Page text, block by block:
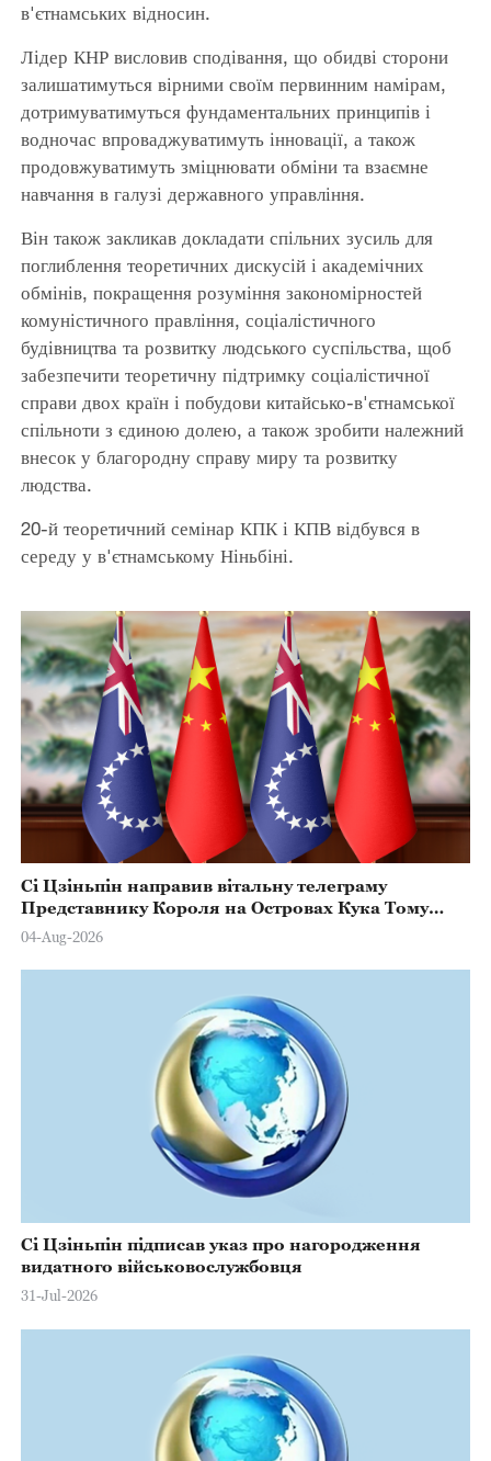
в'єтнамських відносин.
Лідер КНР висловив сподівання, що обидві сторони
залишатимуться вірними своїм первинним намірам,
дотримуватимуться фундаментальних принципів і
водночас впроваджуватимуть інновації, а також
продовжуватимуть зміцнювати обміни та взаємне
навчання в галузі державного управління.
Він також закликав докладати спільних зусиль для
поглиблення теоретичних дискусій і академічних
обмінів, покращення розуміння закономірностей
комуністичного правління, соціалістичного
будівництва та розвитку людського суспільства, щоб
забезпечити теоретичну підтримку соціалістичної
справи двох країн і побудови китайсько-в'єтнамської
спільноти з єдиною долею, а також зробити належний
внесок у благородну справу миру та розвитку
людства.
20-й теоретичний семінар КПК і КПВ відбувся в
середу у в'єтнамському Ніньбіні.
Сі Цзіньпін направив вітальну телеграму
Представнику Короля на Островах Кука Тому
Марстерсу з нагоди Дня Конституції
04-Aug-2026
Сі Цзіньпін підписав указ про нагородження
видатного військовослужбовця
31-Jul-2026